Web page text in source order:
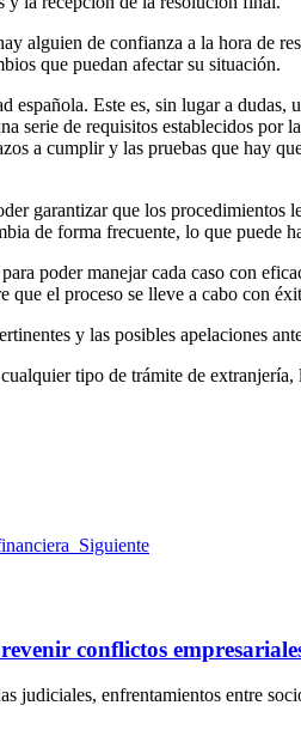
alguien de confianza a la hora de
que puedan afectar su situación.
Este es, sin lugar a
de requisitos establecidos por
a cumplir y las pruebas que hay
garantizar que los
de forma frecuente, lo que puede
poder manejar cada caso con
el proceso se lleve a cabo con
y las posibles apelaciones
tipo de trámite de
Siguiente
conflictos
judiciales, enfrentamientos entre